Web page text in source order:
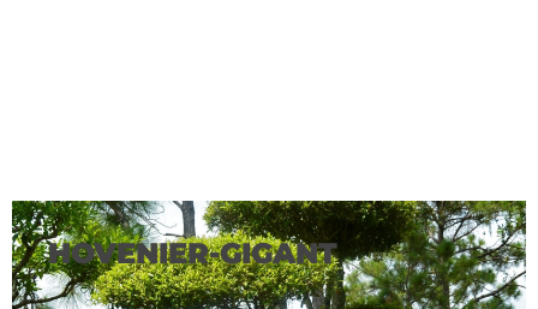
HOVENIER-GIGANT